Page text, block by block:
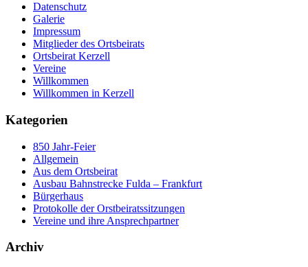
Datenschutz
Galerie
Impressum
Mitglieder des Ortsbeirats
Ortsbeirat Kerzell
Vereine
Willkommen
Willkommen in Kerzell
Kategorien
850 Jahr-Feier
Allgemein
Aus dem Ortsbeirat
Ausbau Bahnstrecke Fulda – Frankfurt
Bürgerhaus
Protokolle der Orstbeiratssitzungen
Vereine und ihre Ansprechpartner
Archiv